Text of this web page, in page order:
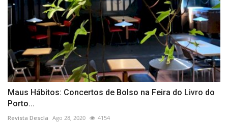
Maus Hábitos: Concertos de Bolso na Feira do Livro do
Porto...
Revista Descla Ago 28, 2020 4154